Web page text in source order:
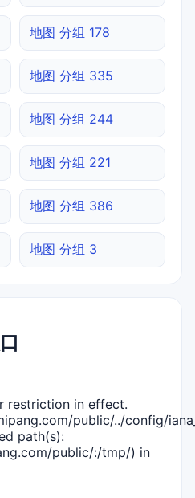
地图 分组 178
地图 分组 335
地图 分组 244
地图 分组 221
地图 分组 386
地图 分组 3
restriction in effect.
public/../config/
path(s):
public/:/tmp/) in